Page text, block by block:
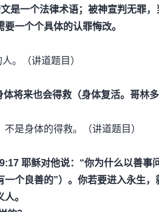
文是一个法律术语；被神宣判无罪
一个个具体的认罪悔改。
。（讲道题目）
体将来也会得救（身体复活。哥林多
是身体的得救。（讲道题目）
耶稣对他说：“你为什么以善事
个良善的”）。你若要进入永生，
。